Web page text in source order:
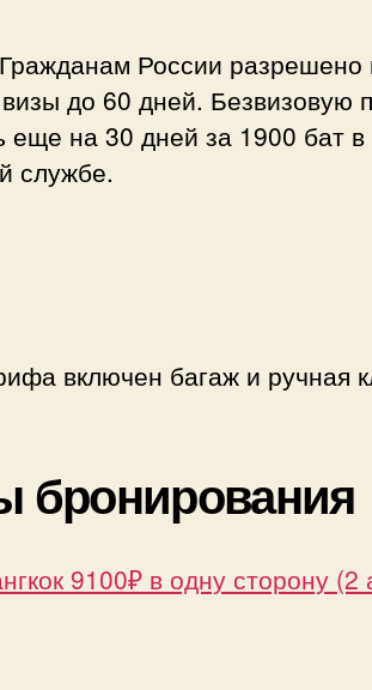
России разрешено
до 60 дней. Безвизовую
еще на 30 дней за 1900 бат в
службе.
включен багаж и ручная
бронирования
9100₽ в одну сторону (2